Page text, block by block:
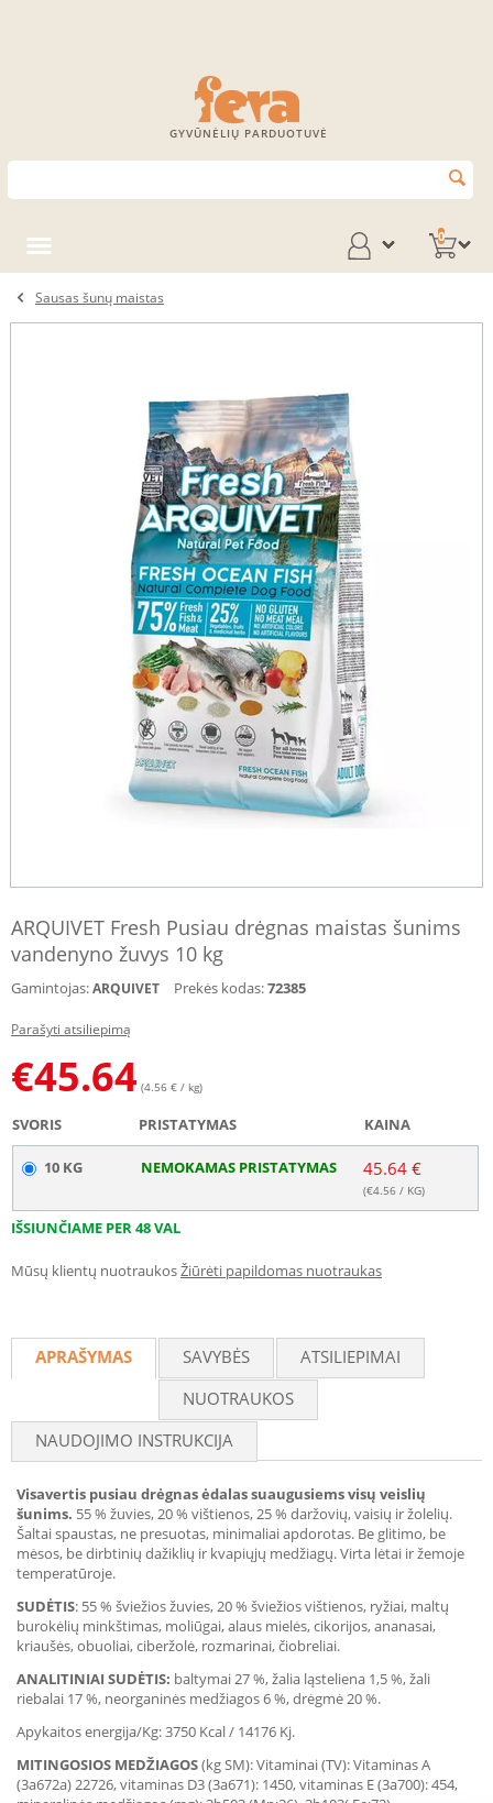
GYVŪNĖLIŲ PARDUOTUVĖ
0
Sausas šunų maistas
ARQUIVET Fresh Pusiau drėgnas maistas šunims
vandenyno žuvys 10 kg
Gamintojas:ARQUIVET Prekės kodas:72385
Parašyti atsiliepimą
€45.64 (4.56 € / kg)
SVORIS PRISTATYMAS KAINA
10 KG NEMOKAMAS PRISTATYMAS 45.64 €
(€4.56 / KG)
IŠSIUNČIAME PER 48 VAL
Mūsų klientų nuotraukosŽiūrėti papildomas nuotraukas
APRAŠYMAS SAVYBĖS
ATSILIEPIMAI
NUOTRAUKOS
NAUDOJIMO INSTRUKCIJA
Visavertis pusiau drėgnas ėdalas suaugusiems visų veislių
šunims. 55 % žuvies, 20 % vištienos, 25 % daržovių, vaisių ir žolelių.
Šaltai spaustas, ne presuotas, minimaliai apdorotas. Be glitimo, be
mėsos, be dirbtinių dažiklių ir kvapiųjų medžiagų. Virta lėtai ir žemoje
temperatūroje.
SUDĖTIS: 55 % šviežios žuvies, 20 % šviežios vištienos, ryžiai, maltų
burokėlių minkštimas, moliūgai, alaus mielės, cikorijos, ananasai,
kriaušės, obuoliai, ciberžolė, rozmarinai, čiobreliai.
ANALITINIAI SUDĖTIS: baltymai 27 %, žalia ląsteliena 1,5 %, žali
riebalai 17 %, neorganinės medžiagos 6 %, drėgmė 20 %.
Apykaitos energija/Kg: 3750 Kcal / 14176 Kj.
MITINGOSIOS MEDŽIAGOS(kg SM): Vitaminai (TV): Vitaminas A
(3a672a) 22726, vitaminas D3 (3a671): 1450, vitaminas E (3a700): 454,